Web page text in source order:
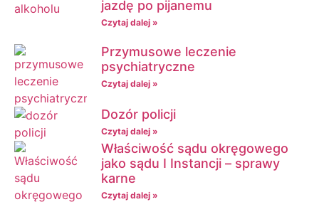
jazdę po pijanemu
Czytaj dalej »
Przymusowe leczenie
psychiatryczne
Czytaj dalej »
Dozór policji
Czytaj dalej »
Właściwość sądu okręgowego
jako sądu I Instancji – sprawy
karne
Czytaj dalej »